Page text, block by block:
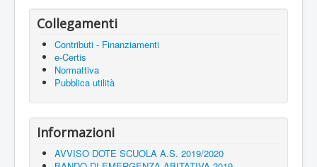
Collegamenti
Contributi - Finanziamenti
e-Certis
Normattiva
Pubblica utilità
Informazioni
AVVISO DOTE SCUOLA A.S. 2019/2020